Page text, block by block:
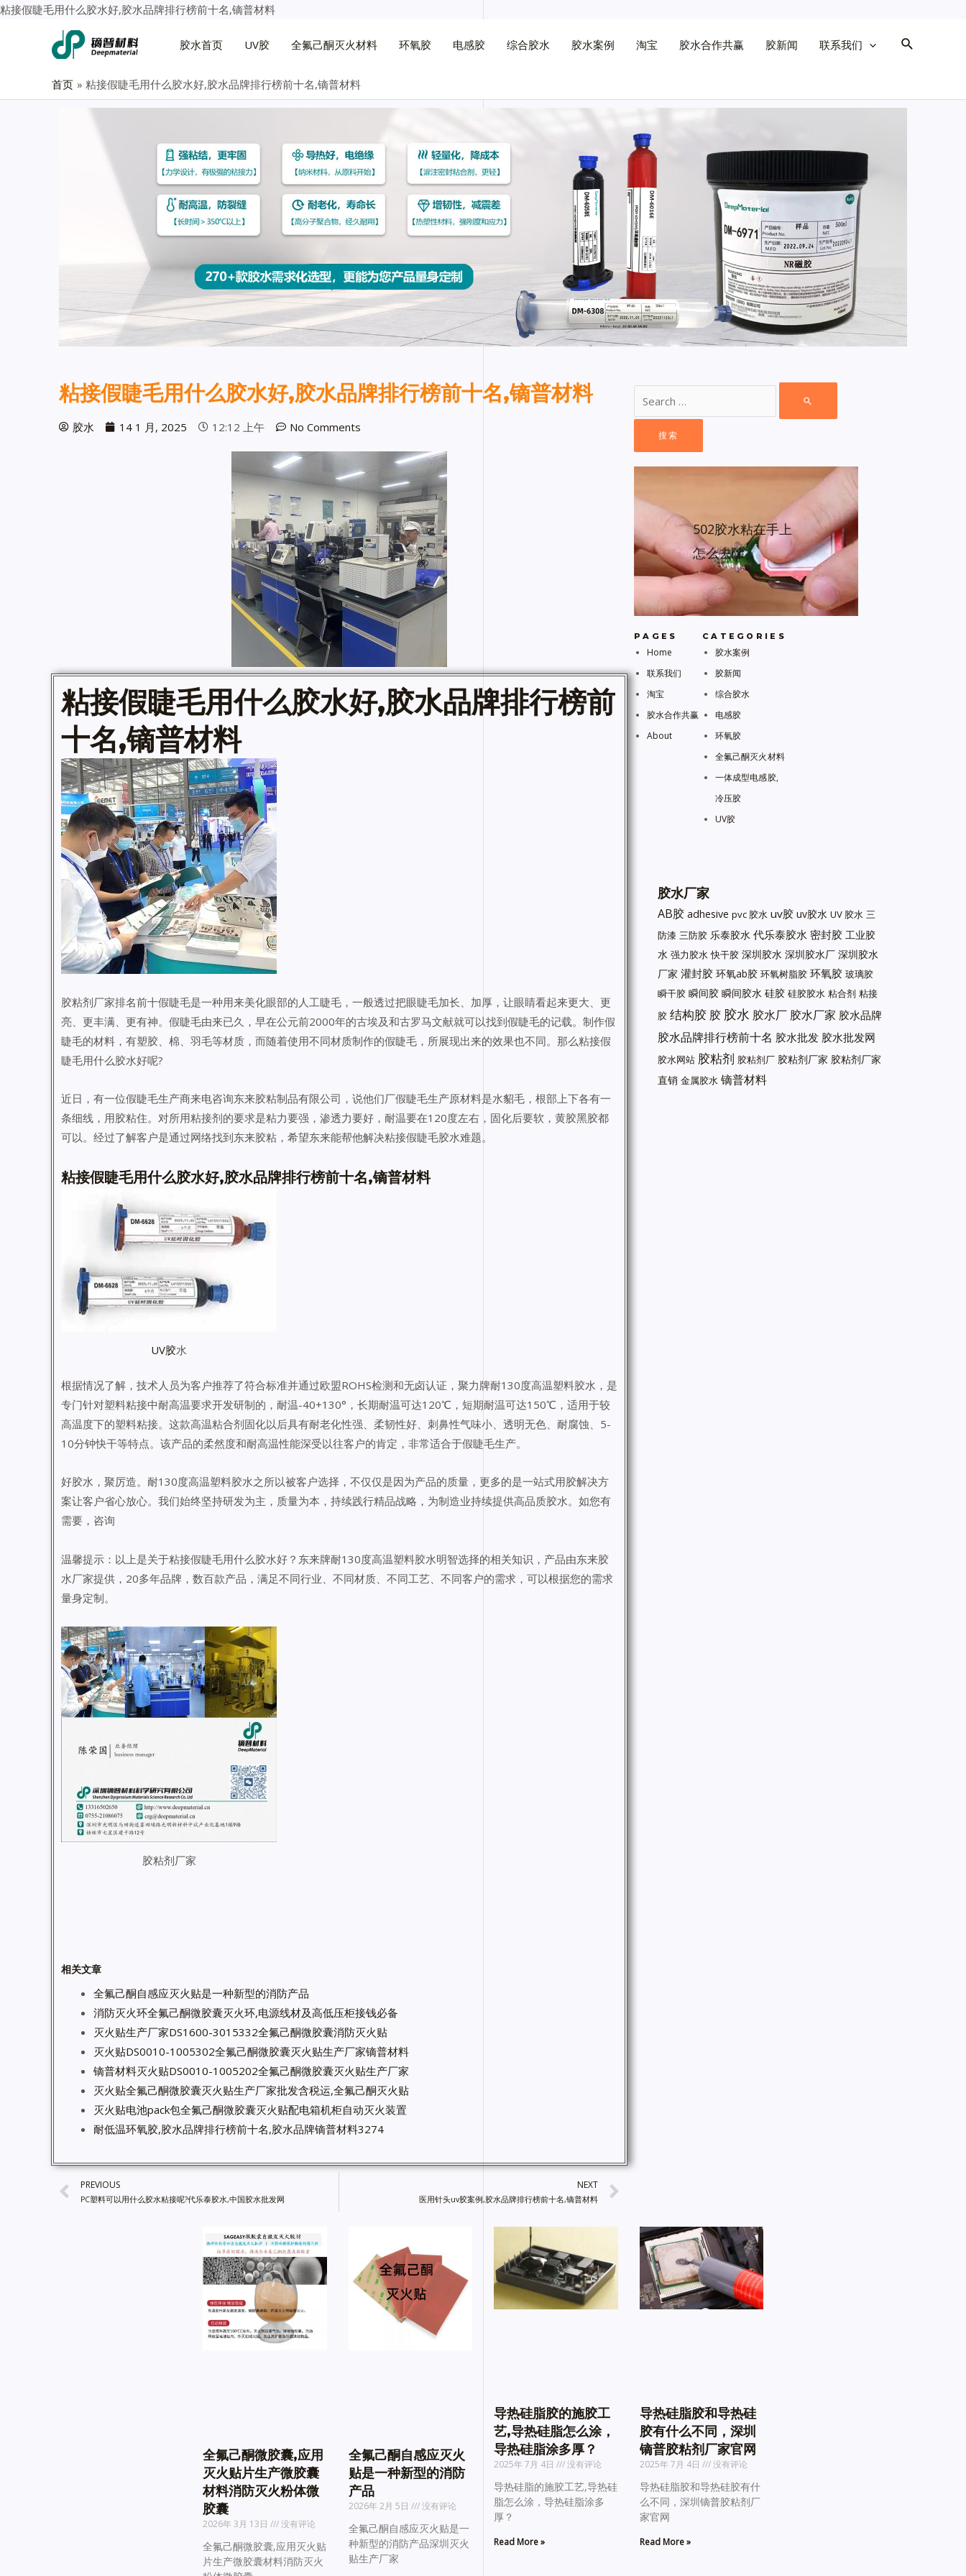
粘接假睫毛用什么胶水好,胶水品牌排行榜前十名,镝普材料
胶水首页 UV胶 全氟己酮灭火材料 环氧胶 电感胶 综合胶水 胶水案例 淘宝 胶水合作共赢 胶新闻 联系我们
首页 粘接假睫毛用什么胶水好,胶水品牌排行榜前十名,镝普材料
粘接假睫毛用什么胶水好,胶水品牌排行榜前十名,镝普材料
胶水 14 1 月, 2025 12:12 上午 No Comments
粘接假睫毛用什么胶水好,胶水品牌排行榜前
十名,镝普材料
胶粘剂厂家排名前十假睫毛是一种用来美化眼部的人工睫毛，一般透过把眼睫毛加长、加厚，让眼睛看起来更大、更
亮、更丰满、更有神。假睫毛由来已久，早在公元前2000年的古埃及和古罗马文献就可以找到假睫毛的记载。制作假
睫毛的材料，有塑胶、棉、羽毛等材质，而随着使用不同材质制作的假睫毛，所展现出来的效果也不同。那么粘接假
睫毛用什么胶水好呢?
近日，有一位假睫毛生产商来电咨询东来胶粘制品有限公司，说他们厂假睫毛生产原材料是水貂毛，根部上下各有一
条细线，用胶粘住。对所用粘接剂的要求是粘力要强，渗透力要好，耐温要在120度左右，固化后要软，黄胶黑胶都
可以。经过了解客户是通过网络找到东来胶粘，希望东来能帮他解决粘接假睫毛胶水难题。
粘接假睫毛用什么胶水好,胶水品牌排行榜前十名,镝普材料
UV胶水
根据情况了解，技术人员为客户推荐了符合标准并通过欧盟ROHS检测和无卤认证，聚力牌耐130度高温塑料胶水，是
专门针对塑料粘接中耐高温要求开发研制的，耐温-40+130°，长期耐温可达120℃，短期耐温可达150℃，适用于较
高温度下的塑料粘接。这款高温粘合剂固化以后具有耐老化性强、柔韧性好、刺鼻性气味小、透明无色、耐腐蚀、5-
10分钟快干等特点。该产品的柔然度和耐高温性能深受以往客户的肯定，非常适合于假睫毛生产。
好胶水，聚厉造。耐130度高温塑料胶水之所以被客户选择，不仅仅是因为产品的质量，更多的是一站式用胶解决方
案让客户省心放心。我们始终坚持研发为主，质量为本，持续践行精品战略，为制造业持续提供高品质胶水。如您有
需要，咨询
温馨提示：以上是关于粘接假睫毛用什么胶水好？东来牌耐130度高温塑料胶水明智选择的相关知识，产品由东来胶
水厂家提供，20多年品牌，数百款产品，满足不同行业、不同材质、不同工艺、不同客户的需求，可以根据您的需求
量身定制。
胶粘剂厂家
相关文章
全氟己酮自感应灭火贴是一种新型的消防产品
消防灭火环全氟己酮微胶囊灭火环,电源线材及高低压柜接钱必备
灭火贴生产厂家DS1600-3015332全氟己酮微胶囊消防灭火贴
灭火贴DS0010-1005302全氟己酮微胶囊灭火贴生产厂家镝普材料
镝普材料灭火贴DS0010-1005202全氟己酮微胶囊灭火贴生产厂家
灭火贴全氟己酮微胶囊灭火贴生产厂家批发含税运,全氟己酮灭火贴
灭火贴电池pack包全氟己酮微胶囊灭火贴配电箱机柜自动灭火装置
耐低温环氧胶,胶水品牌排行榜前十名,胶水品牌镝普材料3274
PREVIOUS
PC塑料可以用什么胶水粘接呢?代乐泰胶水,中国胶水批发网
NEXT
医用针头uv胶案例,胶水品牌排行榜前十名,镝普材料
502胶水粘在手上
怎么去除
PAGES
Home
联系我们
淘宝
胶水合作共赢
About
CATEGORIES
胶水案例
胶新闻
综合胶水
电感胶
环氧胶
全氟己酮灭火材料
一体成型电感胶,
冷压胶
UV胶
胶水厂家
AB胶 adhesive pvc 胶水 uv胶 uv胶水 UV 胶水 三
防漆 三防胶 乐泰胶水 代乐泰胶水 密封胶 工业胶
水 强力胶水 快干胶 深圳胶水 深圳胶水厂 深圳胶水
厂家 灌封胶 环氧ab胶 环氧树脂胶 环氧胶 玻璃胶
瞬干胶 瞬间胶 瞬间胶水 硅胶 硅胶胶水 粘合剂 粘接
胶 结构胶 胶 胶水 胶水厂 胶水厂家 胶水品牌
胶水品牌排行榜前十名 胶水批发 胶水批发网
胶水网站 胶粘剂 胶粘剂厂 胶粘剂厂家 胶粘剂厂家
直销 金属胶水 镝普材料
全氟己酮微胶囊,应用
灭火贴片生产微胶囊
材料消防灭火粉体微
胶囊
2026年 3月 13日 没有评论
全氟己酮微胶囊,应用灭火贴
片生产微胶囊材料消防灭火
全氟己酮自感应灭火
贴是一种新型的消防
产品
2026年 2月 5日 没有评论
全氟己酮自感应灭火贴是一
种新型的消防产品深圳灭火
贴生产厂家
导热硅脂胶的施胶工
艺,导热硅脂怎么涂，
导热硅脂涂多厚？
2025年 7月 4日 没有评论
导热硅脂的施胶工艺,导热硅
脂怎么涂，导热硅脂涂多
厚？
Read More »
导热硅脂胶和导热硅
胶有什么不同，深圳
镝普胶粘剂厂家官网
2025年 7月 4日 没有评论
导热硅脂胶和导热硅胶有什
么不同，深圳镝普胶粘剂厂
家官网
Read More »